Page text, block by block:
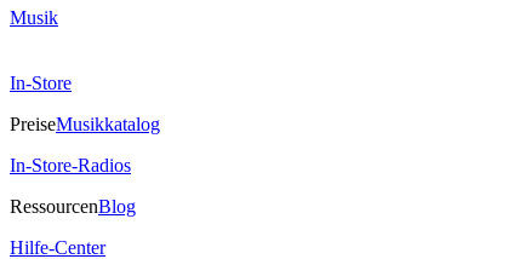
Musik
In-Store
PreiseMusikkatalog
In-Store-Radios
RessourcenBlog
Hilfe-Center